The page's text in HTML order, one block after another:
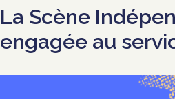
La Scène
engagée au